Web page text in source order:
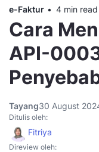
e-Faktur 4 min read
Cara
API-
Tayang30 August
Ditulis oleh:
Fitriya
Direview oleh: